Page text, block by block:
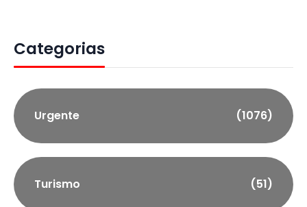
Categorias
Urgente (1076)
Turismo (51)